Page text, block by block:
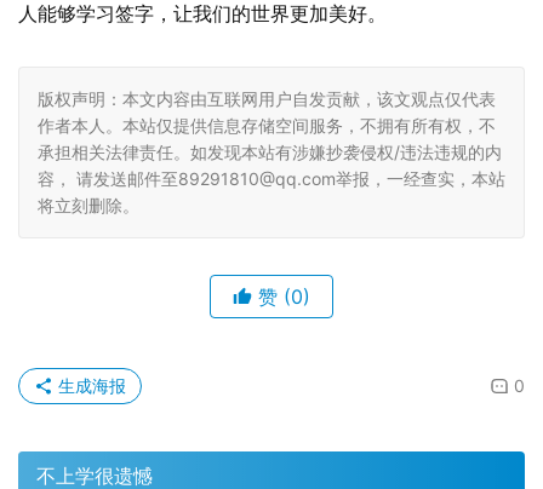
人能够学习签字，让我们的世界更加美好。
版权声明：本文内容由互联网用户自发贡献，该文观点仅代表
作者本人。本站仅提供信息存储空间服务，不拥有所有权，不
承担相关法律责任。如发现本站有涉嫌抄袭侵权/违法违规的内
容， 请发送邮件至89291810@qq.com举报，一经查实，本站
将立刻删除。
赞 (0)
0
生成海报
不上学很遗憾